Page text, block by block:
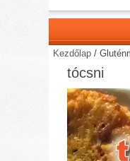
Kezdőlap /
tócsni